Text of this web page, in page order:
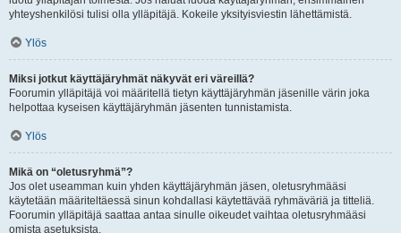
yhteyshenkilösi tulisi olla ylläpitäjä. Kokeile yksityisviestin lähettämistä.
Ylös
Miksi jotkut käyttäjäryhmät näkyvät eri väreillä?
Foorumin ylläpitäjä voi määritellä tietyn käyttäjäryhmän jäsenille värin joka
helpottaa kyseisen käyttäjäryhmän jäsenten tunnistamista.
Ylös
Mikä on “oletusryhmä”?
Jos olet useamman kuin yhden käyttäjäryhmän jäsen, oletusryhmääsi
käytetään määriteltäessä sinun kohdallasi käytettävää ryhmäväriä ja titteliä.
Foorumin ylläpitäjä saattaa antaa sinulle oikeudet vaihtaa oletusryhmääsi
omista asetuksista.